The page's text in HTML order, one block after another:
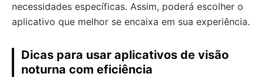
necessidades específicas. Assim, poderá escolher o
aplicativo que melhor se encaixa em sua experiência.
Dicas para usar aplicativos de visão
noturna com eficiência